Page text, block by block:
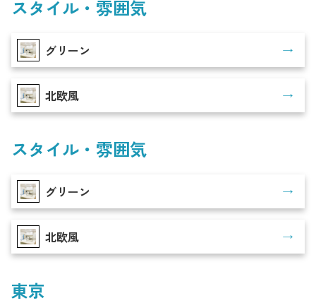
スタイル・雰囲気
グリーン
北欧風
スタイル・雰囲気
グリーン
北欧風
東京